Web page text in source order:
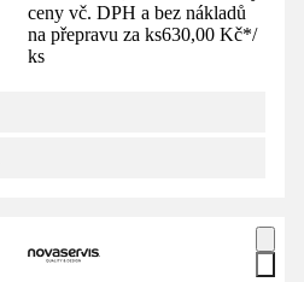
ceny vč. DPH a bez nákladů
na přepravu za ks630,00 Kč*/
ks